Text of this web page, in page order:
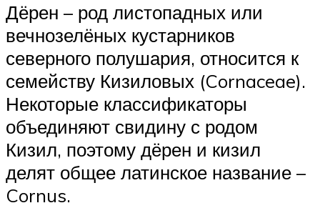
Дёрен – род листопадных или
вечнозелёных кустарников
северного полушария, относится к
семейству Кизиловых (Cornaceae).
Некоторые классификаторы
объединяют свидину с родом
Кизил, поэтому дёрен и кизил
делят общее латинское название –
Cornus.